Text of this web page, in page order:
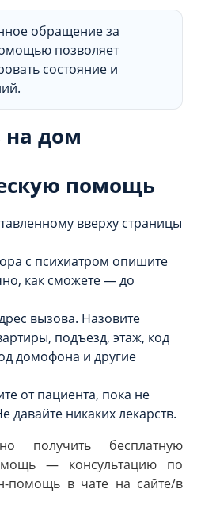
обращение за
позволяет
состояние и
на дом
помощь
вверху страницы
с психиатром опишите
как сможете — до
вызова. Назовите
подъезд, этаж, код
домофона и другие
от пациента, пока не
давайте никаких лекарств.
бесплатную
— консультацию по
помощь в чате на сайте/в